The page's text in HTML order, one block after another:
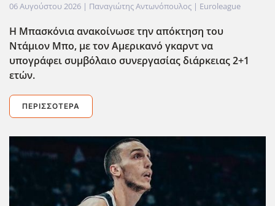
06 Αυγούστου 2026 | Παναγιώτης Αντωνόπουλος | Euroleague
Η Μπασκόνια ανακοίνωσε την απόκτηση του
Ντάμιον Μπο, με τον Αμερικανό γκαρντ να
υπογράφει συμβόλαιο συνεργασίας διάρκειας 2+1
ετών.
ΠΕΡΙΣΣΌΤΕΡΑ